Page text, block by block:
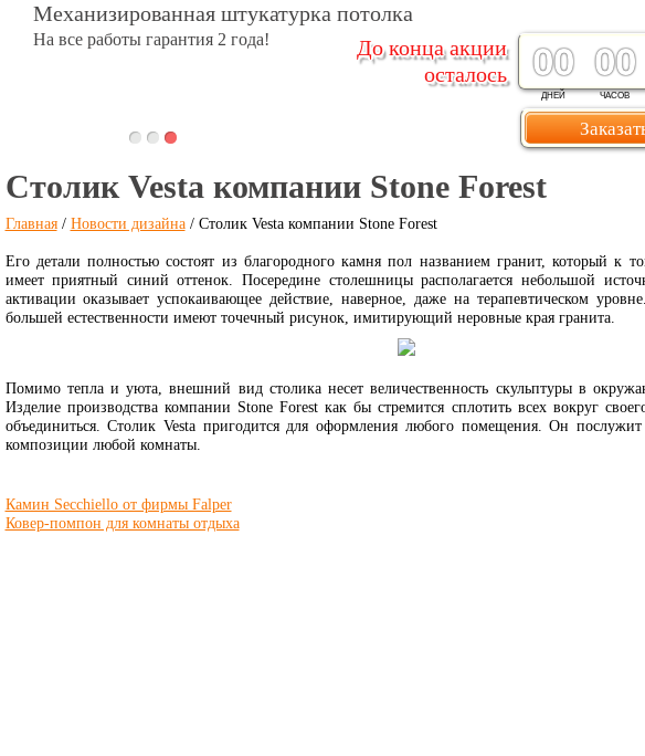
Механизированная штукатурка стен
На всех объектах наших Клиентов!
Механизированная штукатурка потолка
На все работы гарантия 2 года!
00
ДНЕЙ
00
ЧАСОВ
До конца акции
осталось
До конца акции
осталось
Столик Vesta компании Stone Forest
Главная/ Новости дизайна/ Столик Vesta компании Stone Forest
Его детали полностью состоят из благородного камня пол названием гранит, который к
имеет приятный синий оттенок. Посередине столешницы располагается небольшой
активации оказывает успокаивающее действие, наверное, даже на терапевтическом
большей естественности имеют точечный рисунок, имитирующий неровные края гранита.
Помимо тепла и уюта, внешний вид столика несет величественность скульптуры в
Изделие производства компании Stone Forest как бы стремится сплотить всех вокруг
объединиться. Столик Vesta пригодится для оформления любого помещения. Он
композиции любой комнаты.
Камин Secchiello от фирмы Falper
Ковер-помпон для комнаты отдыха